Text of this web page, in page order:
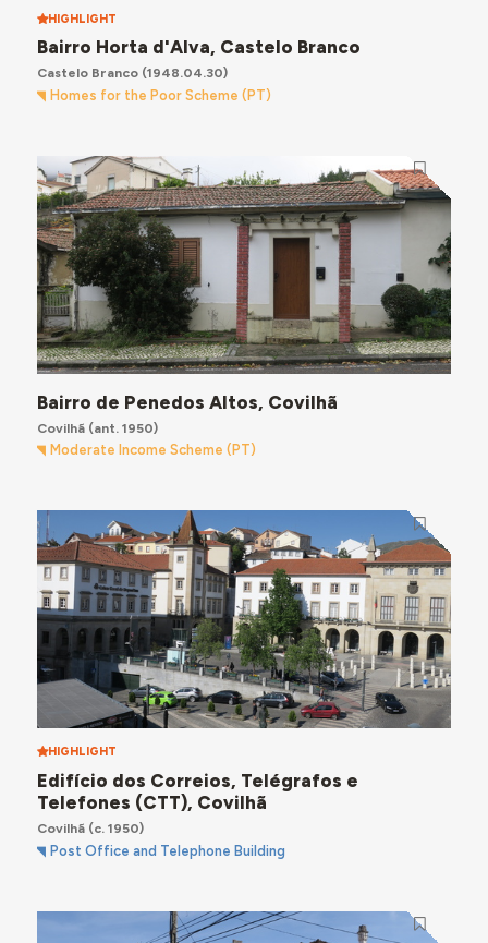
HIGHLIGHT
Bairro Horta d'Alva, Castelo Branco
Castelo Branco(1948.04.30)
Homes for the Poor Scheme (PT)
Bairro de Penedos Altos, Covilhã
Covilhã(ant. 1950)
Moderate Income Scheme (PT)
HIGHLIGHT
Edifício dos Correios, Telégrafos e
Telefones (CTT), Covilhã
Covilhã(c. 1950)
Post Office and Telephone Building